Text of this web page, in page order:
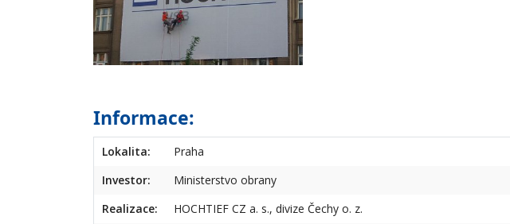
Informace:
Lokalita:
Praha
Investor:
Ministerstvo obrany
Realizace:
HOCHTIEF CZ a. s., divize Čechy o. z.